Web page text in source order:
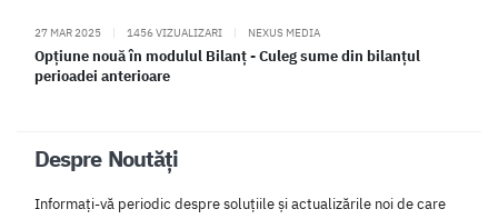
27 MAR 2025 | 1456 VIZUALIZARI | NEXUS MEDIA
Opțiune nouă în modulul Bilanț - Culeg sume din bilanțul
perioadei anterioare
Despre Noutăți
Informați-vă periodic despre soluțiile și actualizările noi de care